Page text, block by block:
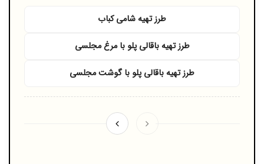
طرز تهیه شامی کباب
طرز تهیه باقالی پلو با مرغ مجلسی
طرز تهیه باقالی پلو با گوشت مجلسی